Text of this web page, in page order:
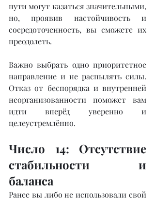
пути могут казаться значительными,
но, проявив настойчивость и
сосредоточенность, вы сможете их
преодолеть.
Важно выбрать одно приоритетное
направление и не распылять силы.
Отказ от беспорядка и внутренней
неорганизованности поможет вам
идти вперёд уверенно и
целеустремлённо.
Число 14: Отсутствие
стабильности и
баланса
Ранее вы либо не использовали свой